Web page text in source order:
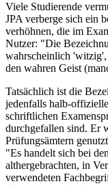
Viele Studierende
JPA verberge sich ein
verhöhnen, die im
Nutzer: "Die
wahrscheinlich 'witzig',
den wahren Geist
Tatsächlich ist die
jedenfalls halb-
schriftlichen
durchgefallen sind. Er
Prüfungsämtern
"Es handelt sich bei
althergebrachten, in
verwendeten